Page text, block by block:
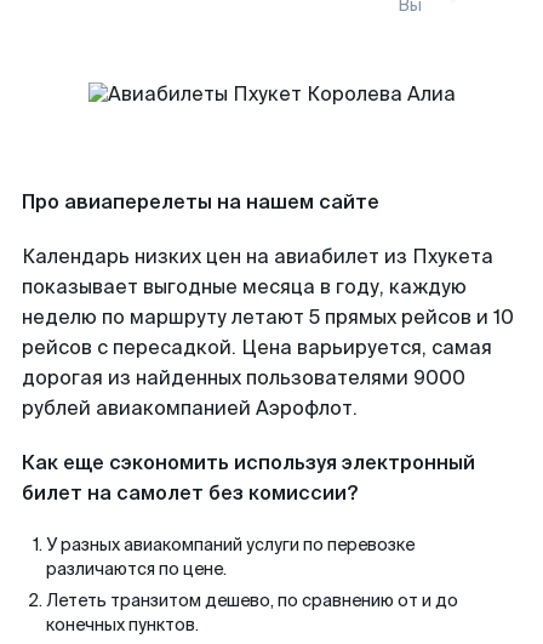
Вы
Про авиаперелеты на нашем сайте
Календарь низких цен на авиабилет из Пхукета
показывает выгодные месяца в году, каждую
неделю по маршруту летают 5 прямых рейсов и 10
рейсов с пересадкой. Цена варьируется, самая
дорогая из найденных пользователями 9000
рублей авиакомпанией Аэрофлот.
Как еще сэкономить используя электронный
билет на самолет без комиссии?
У разных авиакомпаний услуги по перевозке
различаются по цене.
Лететь транзитом дешево, по сравнению от и до
конечных пунктов.